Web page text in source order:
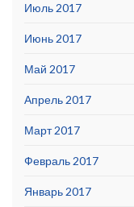
Июль 2017
Июнь 2017
Май 2017
Апрель 2017
Март 2017
Февраль 2017
Январь 2017